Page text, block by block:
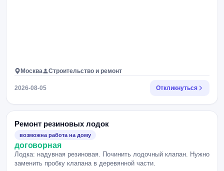
Москва Строительство и ремонт
2026-08-05 Откликнуться
Ремонт резиновых лодок
возможна работа на дому
договорная
Лодка: надувная резиновая. Починить лодочный клапан. Нужно
заменить пробку клапана в деревянной части.